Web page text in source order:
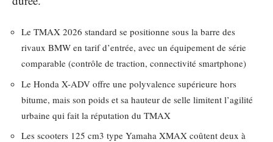
Le TMAX 2026 standard se positionne sous la barre des
rivaux BMW en tarif d’entrée, avec un équipement de série
comparable (contrôle de traction, connectivité smartphone)
Le Honda X-ADV offre une polyvalence supérieure hors
bitume, mais son poids et sa hauteur de selle limitent l’agilité
urbaine qui fait la réputation du TMAX
Les scooters 125 cm3 type Yamaha XMAX coûtent deux à